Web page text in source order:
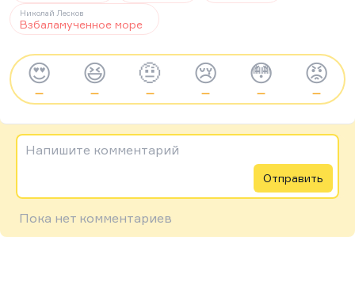
Николай Лесков
Взбаламученное море
😍
—
😆
—
🤨
—
😢
—
😳
—
😡
—
Напишите комментарий
Отправить
Пока нет комментариев